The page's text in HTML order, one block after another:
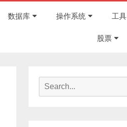
数据库 操作系统 工具
股票
Search